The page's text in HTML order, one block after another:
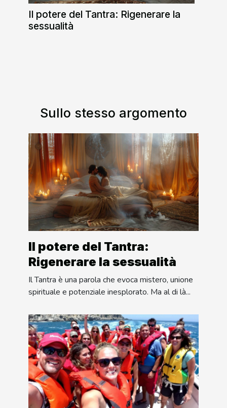
Il potere del Tantra: Rigenerare la
sessualità
Sullo stesso argomento
Il potere del Tantra:
Rigenerare la sessualità
Il Tantra è una parola che evoca mistero, unione
spirituale e potenziale inesplorato. Ma al di là...